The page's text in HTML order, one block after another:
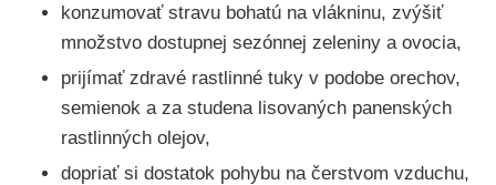
konzumovať stravu bohatú na vlákninu, zvýšiť
množstvo dostupnej sezónnej zeleniny a ovocia,
prijímať zdravé rastlinné tuky v podobe orechov,
semienok a za studena lisovaných panenských
rastlinných olejov,
dopriať si dostatok pohybu na čerstvom vzduchu,